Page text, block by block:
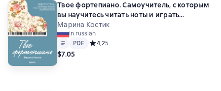
Твое фортепиано. Самоучитель, с которым
вы научитесь читать ноты и играть
шедевры классической музыки
Марина Костик
in russian
Text
PDF
PDF Средний рейтинг 4,2 на основе 5 оценок
4,25
$7.05